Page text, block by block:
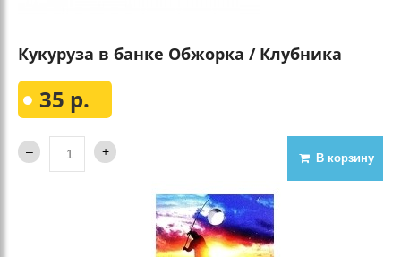
Кукуруза в банке Обжорка / Клубника
35 р.
В корзину